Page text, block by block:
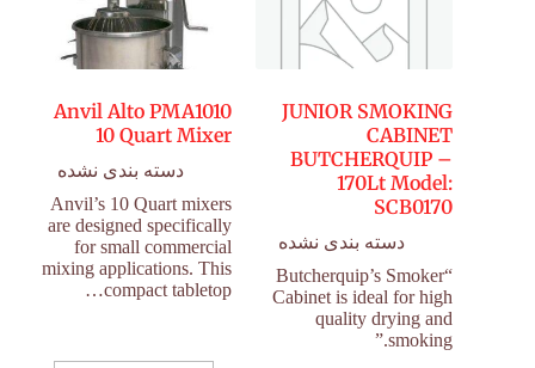
JUNIOR SMOKING
CABINET
BUTCHERQUIP –
170Lt Model:
SCB0170
دسته بندی نشده
“Butcherquip’s Smoker
Cabinet is ideal for high
quality drying and
smoking.”
Anvil Alto PMA1010
10 Quart Mixer
دسته بندی نشده
Anvil’s 10 Quart mixers
are designed specifically
for small commercial
mixing applications. This
compact tabletop…